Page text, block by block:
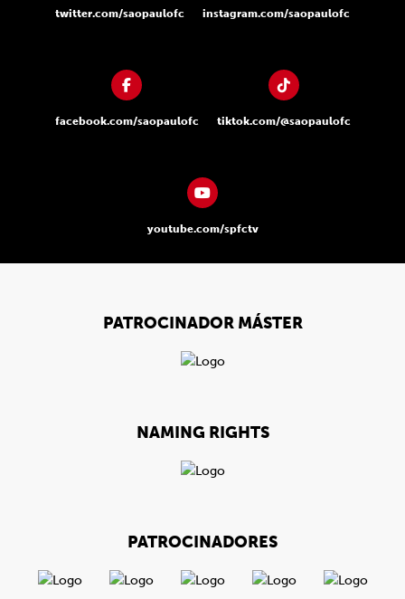
twitter.com/saopaulofc instagram.com/saopaulofc
facebook.com/saopaulofc tiktok.com/@saopaulofc
youtube.com/spfctv
PATROCINADOR MÁSTER
NAMING RIGHTS
PATROCINADORES